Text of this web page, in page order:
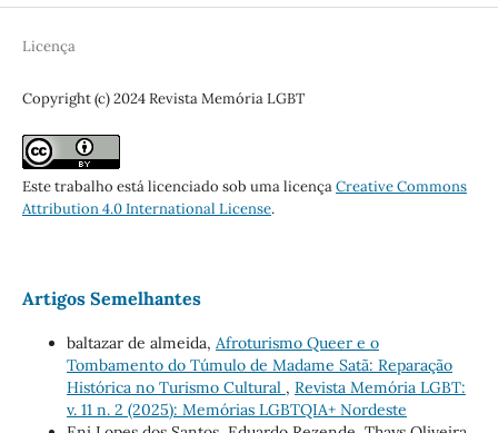
Licença
Copyright (c) 2024 Revista Memória LGBT
Este trabalho está licenciado sob uma licençaCreative Commons
Attribution 4.0 International License.
Artigos Semelhantes
baltazar de almeida, Afroturismo Queer e o
Tombamento do Túmulo de Madame Satã: Reparação
Histórica no Turismo Cultural , Revista Memória LGBT:
v. 11 n. 2 (2025): Memórias LGBTQIA+ Nordeste